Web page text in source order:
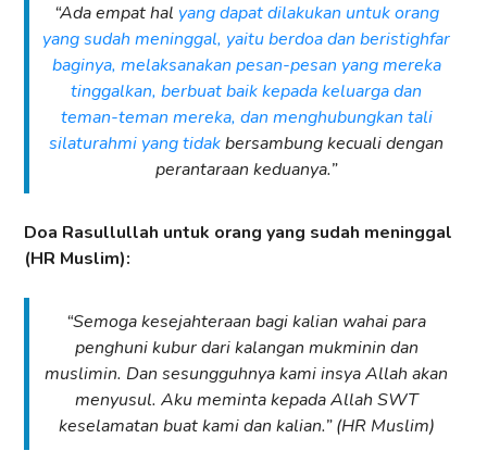
“Ada empat hal yang dapat dilakukan untuk orang
yang sudah meninggal, yaitu berdoa dan beristighfar
baginya, melaksanakan pesan-pesan yang mereka
tinggalkan, berbuat baik kepada keluarga dan
teman-teman mereka, dan menghubungkan tali
silaturahmi yang tidakbersambung kecuali dengan
perantaraan keduanya.”
Doa Rasullullah untuk orang yang sudah meninggal
(HR Muslim):
“Semoga kesejahteraan bagi kalian wahai para
penghuni kubur dari kalangan mukminin dan
muslimin. Dan sesungguhnya kami insya Allah akan
menyusul. Aku meminta kepada Allah SWT
keselamatan buat kami dan kalian.” (HR Muslim)